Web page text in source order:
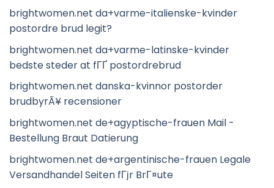
brightwomen.net da+varme-italienske-kvinder
postordre brud legit?
brightwomen.net da+varme-latinske-kvinder
bedste steder at fГҐ postordrebrud
brightwomen.net danska-kvinnor postorder
brudbyrÃ¥ recensioner
brightwomen.net de+agyptische-frauen Mail -
Bestellung Braut Datierung
brightwomen.net de+argentinische-frauen Legale
Versandhandel Seiten fГјr BrГ¤ute